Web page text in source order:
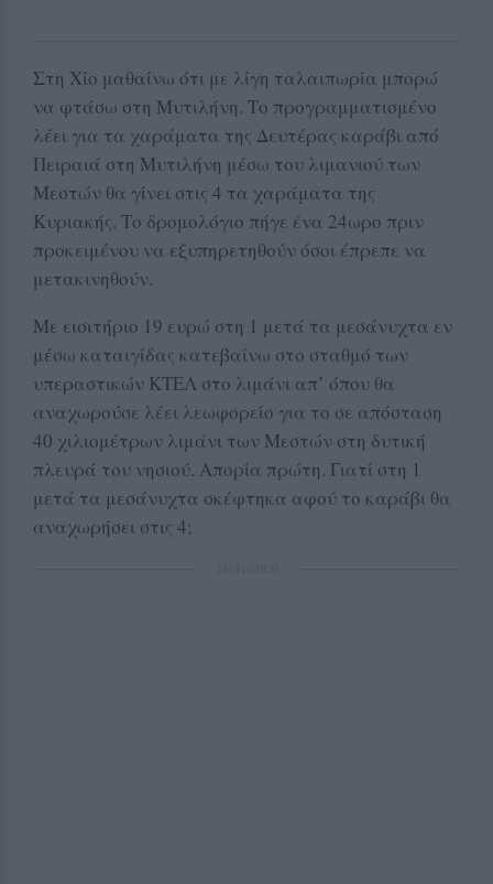
Στη Χίο μαθαίνω ότι με λίγη ταλαιπωρία μπορώ
να φτάσω στη Μυτιλήνη. Το προγραμματισμένο
λέει για τα χαράματα της Δευτέρας καράβι από
Πειραιά στη Μυτιλήνη μέσω του λιμανιού των
Μεστών θα γίνει στις 4 τα χαράματα της
Κυριακής. Το δρομολόγιο πήγε ένα 24ωρο πριν
προκειμένου να εξυπηρετηθούν όσοι έπρεπε να
μετακινηθούν.
Με εισιτήριο 19 ευρώ στη 1 μετά τα μεσάνυχτα εν
μέσω καταιγίδας κατεβαίνω στο σταθμό των
υπεραστικών ΚΤΕΛ στο λιμάνι απ’ όπου θα
αναχωρούσε λέει λεωφορείο για το σε απόσταση
40 χιλιομέτρων λιμάνι των Μεστών στη δυτική
πλευρά του νησιού. Απορία πρώτη. Γιατί στη 1
μετά τα μεσάνυχτα σκέφτηκα αφού το καράβι θα
αναχωρήσει στις 4;